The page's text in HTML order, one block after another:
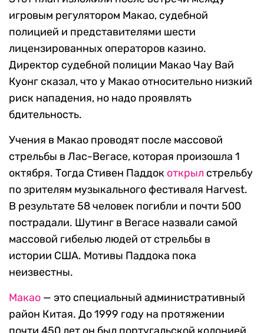
игровым регулятором Макао, судебной
полицией и представителями шести
лицензированных операторов казино.
Директор судебной полиции Макао Чау Вай
Куонг сказал, что у Макао относительно низкий
риск нападения, но надо проявлять
бдительность.
Учения в Макао проводят после массовой
стрельбы в Лас-Вегасе, которая произошла 1
октября. Тогда Стивен Паддок открыл стрельбу
по зрителям музыкального фестиваля Harvest.
В результате 58 человек погибли и почти 500
пострадали. Шутинг в Вегасе назвали самой
массовой гибелью людей от стрельбы в
истории США. Мотивы Паддока пока
неизвестны.
Макао — это специальный административный
район Китая. До 1999 году на протяжении